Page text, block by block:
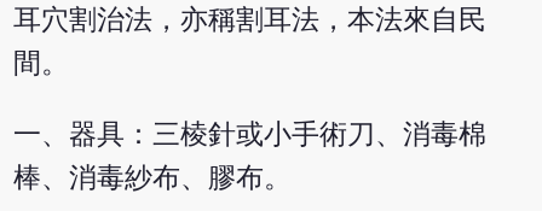
耳穴割治法，亦稱割耳法，本法來自民
間。
一、器具：三棱針或小手術刀、消毒棉
棒、消毒紗布、膠布。